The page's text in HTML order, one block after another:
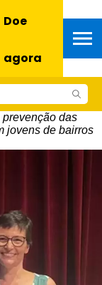
Doe
agora
das
jovens de bairros